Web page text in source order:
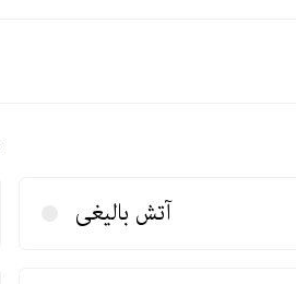
آتش بالیغی